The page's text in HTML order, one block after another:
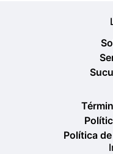
Política